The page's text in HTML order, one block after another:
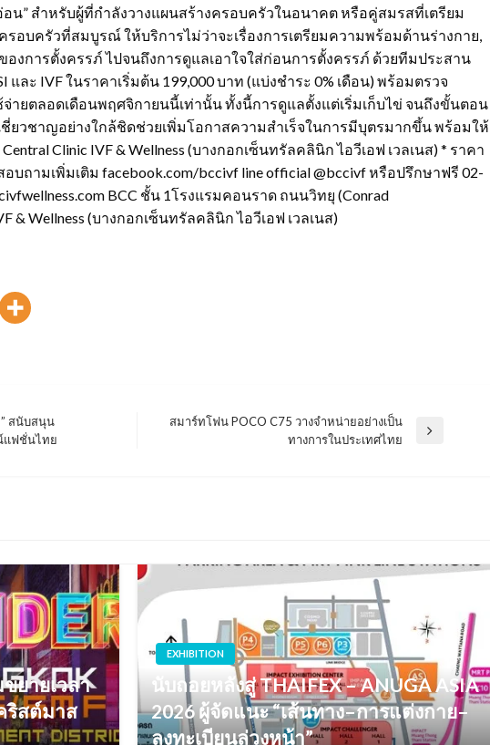
น” สำหรับผู้ที่กำลังวางแผนสร้างครอบครัวในอนาคต หรือคู่สมรสที่เตรียม
รอบครัวที่สมบูรณ์ ให้บริการไม่ว่าจะเรื่องการเตรียมความพร้อมด้านร่างกาย,
องการตั้งครรภ์ ไปจนถึงการดูแลเอาใจใส่ก่อนการตั้งครรภ์ ด้วยทีมประสาน
และ IVF ในราคาเริ่มต้น 199,000 บาท (แบ่งชำระ 0% เดือน) พร้อมตรวจ
ายตลอดเดือนพฤศจิกายนนี้เท่านั้น ทั้งนี้การดูแลตั้งแต่เริ่มเก็บไข่ จนถึงขั้นตอน
ยวชาญอย่างใกล้ชิดช่วยเพิ่มโอกาสความสำเร็จในการมีบุตรมากขึ้น พร้อมให้
Clinic IVF & Wellness (บางกอกเซ็นทรัลคลินิก ไอวีเอฟ เวลเนส) * ราคา
บถามเพิ่มเติม facebook.com/bccivf line official @bccivf หรือปรึกษาฟรี 02-
BCC ชั้น 1โรงแรมคอนราด ถนนวิทยุ (Conrad
& Wellness (บางกอกเซ็นทรัลคลินิก ไอวีเอฟ เวลเนส)
สนับสนุน
แฟชั่นไทย
สมาร์ทโฟน POCO C75 วางจำหน่ายอย่างเป็น
ทางการในประเทศไทย
ยายเวลา
ริสต์มาส
EXHIBITION
นับถอยหลังสู่ THAIFEX – ANUGA ASIA
2026 ผู้จัดแนะ “เส้นทาง–การแต่งกาย–
ลงทะเบียนล่วงหน้า”